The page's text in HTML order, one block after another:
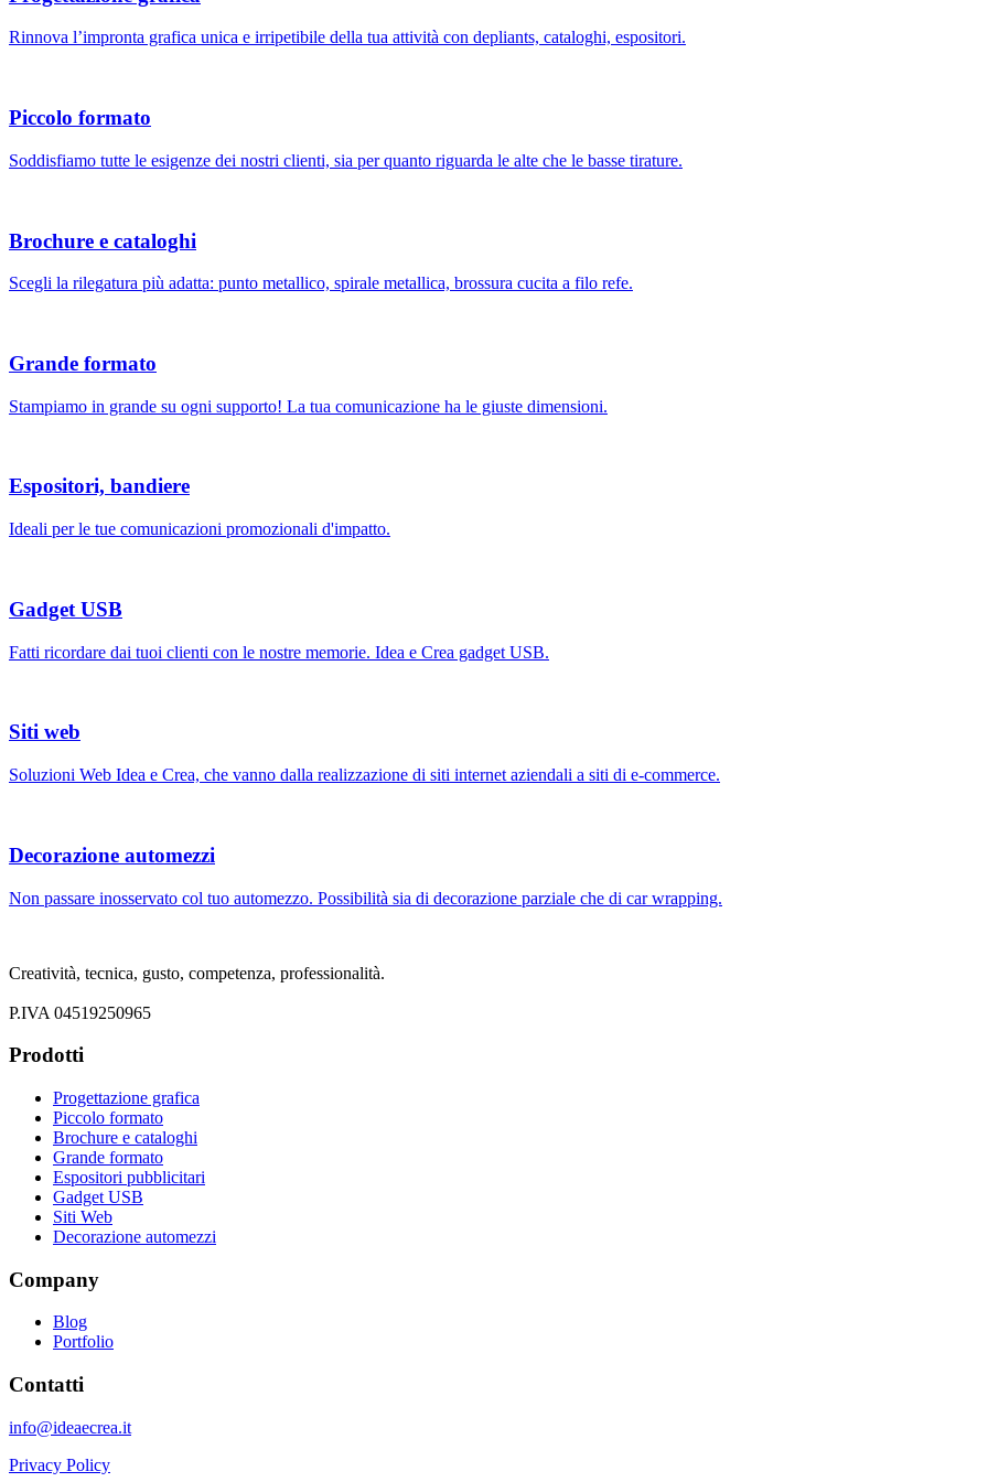
Rinnova l’impronta grafica unica e irripetibile della tua attività con depliants, cataloghi, espositori.
Piccolo formato
Soddisfiamo tutte le esigenze dei nostri clienti, sia per quanto riguarda le alte che le basse tirature.
Brochure e cataloghi
Scegli la rilegatura più adatta: punto metallico, spirale metallica, brossura cucita a filo refe.
Grande formato
Stampiamo in grande su ogni supporto! La tua comunicazione ha le giuste dimensioni.
Espositori, bandiere
Ideali per le tue comunicazioni promozionali d'impatto.
Gadget USB
Fatti ricordare dai tuoi clienti con le nostre memorie. Idea e Crea gadget USB.
Siti web
Soluzioni Web Idea e Crea, che vanno dalla realizzazione di siti internet aziendali a siti di e-commerce.
Decorazione automezzi
Non passare inosservato col tuo automezzo. Possibilità sia di decorazione parziale che di car wrapping.
Creatività, tecnica, gusto, competenza, professionalità.
P.IVA 04519250965
Prodotti
Progettazione grafica
Piccolo formato
Brochure e cataloghi
Grande formato
Espositori pubblicitari
Gadget USB
Siti Web
Decorazione automezzi
Company
Blog
Portfolio
Contatti
info@ideaecrea.it
Privacy Policy